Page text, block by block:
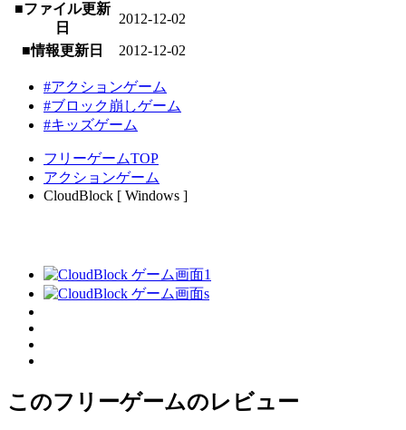
■ファイル更新
日
2012-12-02
■情報更新日 2012-12-02
#アクションゲーム
#ブロック崩しゲーム
#キッズゲーム
フリーゲームTOP
アクションゲーム
CloudBlock [ Windows ]
このフリーゲームのレビュー